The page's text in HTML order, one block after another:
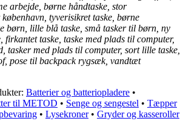
arbejde, børne håndtaske, stor
københavn, tyverisikret taske, børne
børn, lille blå taske, små tasker til børn, ny
firkantet taske, taske med plads til computer,
tasker med plads til computer, sort lille taske,
pose til backpack rygsæk, vandtæt
Batterier og batteriopladere •
til METOD • Senge og sengestel • Tæpper
• Lysekroner• Gryder og kasseroller